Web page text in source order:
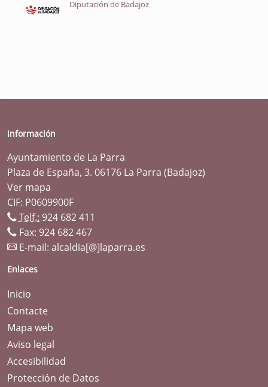
Diputación de Badajoz
Información
Ayuntamiento de La Parra
Plaza de España, 3. 06176 La Parra (Badajoz)
Ver mapa
CIF: P0609900F
Telf.: 924 682 411
Fax: 924 682 467
E-mail: alcaldia[@]laparra.es
Enlaces
Inicio
Contacte
Mapa web
Aviso legal
Accesibilidad
Protección de Datos